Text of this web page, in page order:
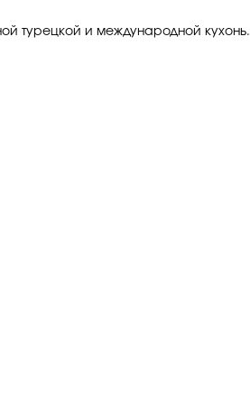
турецкой и международной кухонь.